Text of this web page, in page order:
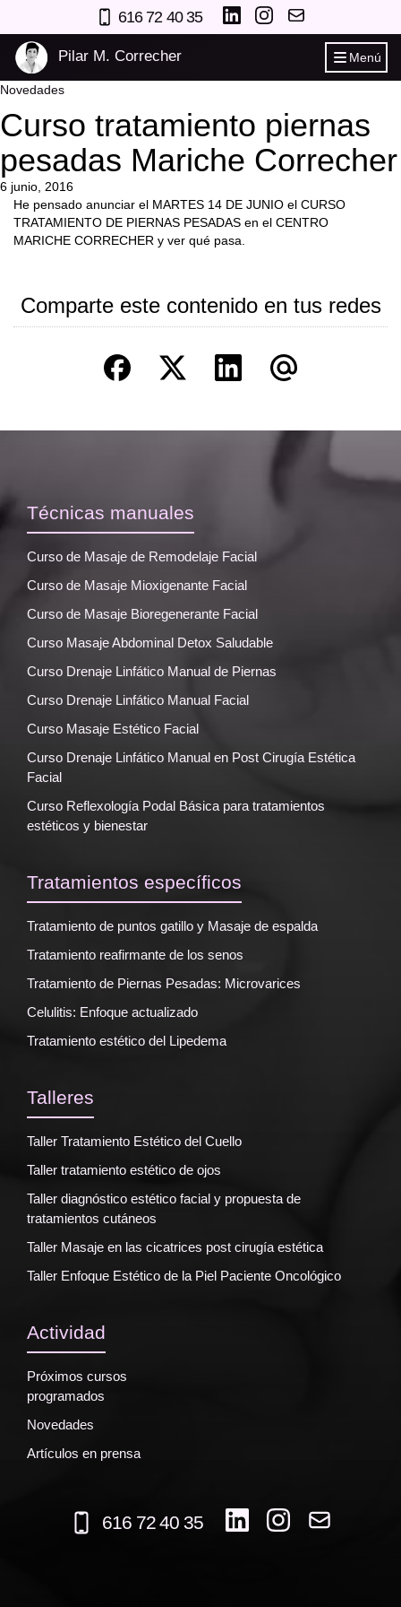
616 72 40 35
Pilar M. Correcher Menú
Novedades
Curso tratamiento piernas
pesadas Mariche Correcher
6 junio, 2016
He pensado anunciar el MARTES 14 DE JUNIO el CURSO
TRATAMIENTO DE PIERNAS PESADAS en el CENTRO
MARICHE CORRECHER y ver qué pasa.
Comparte este contenido en tus redes
Técnicas manuales
Curso de Masaje de Remodelaje Facial
Curso de Masaje Mioxigenante Facial
Curso de Masaje Bioregenerante Facial
Curso Masaje Abdominal Detox Saludable
Curso Drenaje Linfático Manual de Piernas
Curso Drenaje Linfático Manual Facial
Curso Masaje Estético Facial
Curso Drenaje Linfático Manual en Post Cirugía Estética
Facial
Curso Reflexología Podal Básica para tratamientos
estéticos y bienestar
Tratamientos específicos
Tratamiento de puntos gatillo y Masaje de espalda
Tratamiento reafirmante de los senos
Tratamiento de Piernas Pesadas: Microvarices
Celulitis: Enfoque actualizado
Tratamiento estético del Lipedema
Talleres
Taller Tratamiento Estético del Cuello
Taller tratamiento estético de ojos
Taller diagnóstico estético facial y propuesta de
tratamientos cutáneos
Taller Masaje en las cicatrices post cirugía estética
Taller Enfoque Estético de la Piel Paciente Oncológico
Actividad
Próximos cursos
programados
Novedades
Artículos en prensa
616 72 40 35